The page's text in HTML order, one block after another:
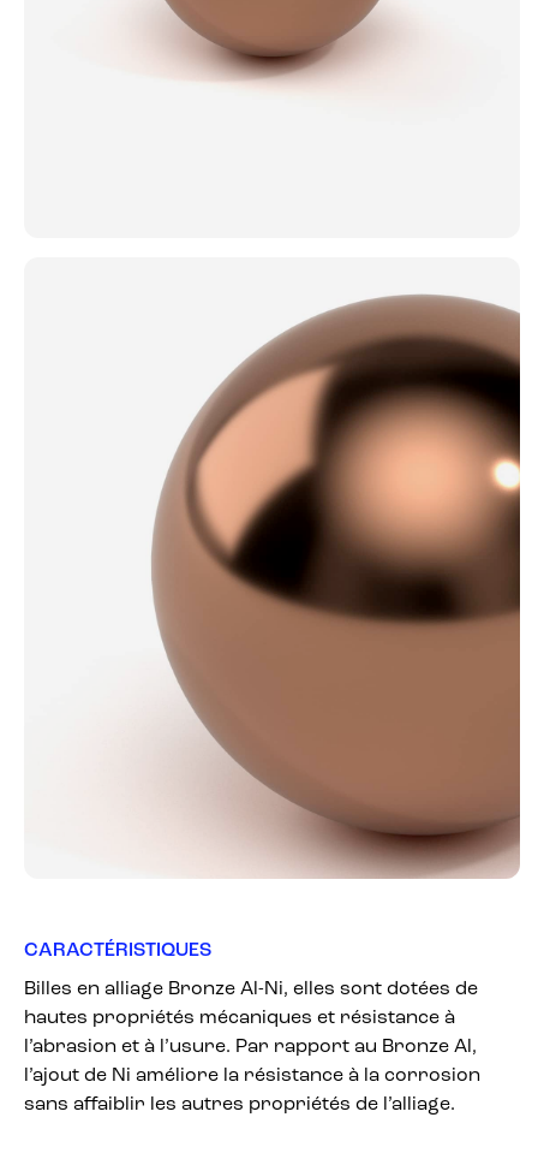
CARACTÉRISTIQUES
Billes en alliage Bronze Al-Ni, elles sont dotées de
hautes propriétés mécaniques et résistance à
l’abrasion et à l’usure. Par rapport au Bronze Al,
l’ajout de Ni améliore la résistance à la corrosion
sans affaiblir les autres propriétés de l’alliage.